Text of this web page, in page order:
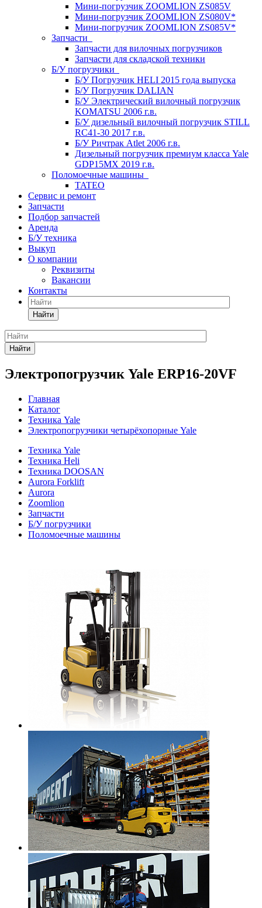
Мини-погрузчик ZOOMLION ZS085V
Мини-погрузчик ZOOMLION ZS080V*
Мини-погрузчик ZOOMLION ZS085V*
Запчасти
Запчасти для вилочных погрузчиков
Запчасти для складской техники
Б/У погрузчики
Б/У Погрузчик HELI 2015 года выпуска
Б/У Погрузчик DALIAN
Б/У Электрический вилочный погрузчик
KOMATSU 2006 г.в.
Б/У дизельный вилочный погрузчик STILL
RC41-30 2017 г.в.
Б/У Ричтрак Atlet 2006 г.в.
Дизельный погрузчик премиум класса Yale
GDP15MX 2019 г.в.
Поломоечные машины
TATEO
Сервис и ремонт
Запчасти
Подбор запчастей
Аренда
Б/У техника
Выкуп
О компании
Реквизиты
Вакансии
Контакты
Найти
Найти
Электропогрузчик Yale ERP16-20VF
Главная
Каталог
Техника Yale
Электропогрузчики четырёхопорные Yale
Техника Yale
Техника Heli
Техника DOOSAN
Aurora Forklift
Aurora
Zoomlion
Запчасти
Б/У погрузчики
Поломоечные машины